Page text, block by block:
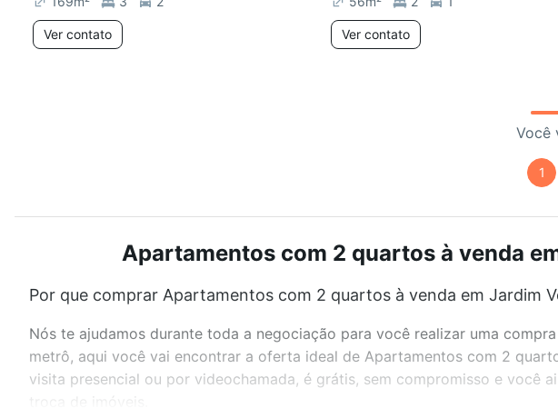
Ver contato Ver contato
Você
1
Apartamentos com 2 quartos à venda
Por que comprar Apartamentos com 2 quartos à venda em Jardim
Nós te ajudamos durante toda a negociação para você realizar uma
metrô, aqui você vai encontrar a oferta ideal de Apartamentos com 2
visita presencial ou por videochamada, é grátis, sem compromisso e você